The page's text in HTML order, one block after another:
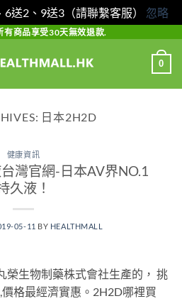
送2、9送3（請聯繫客服） 忽略
有商品享受30天無效退款.
0
日本2H2D
健康資訊
灣官網-日本AV界NO.1
久液！
05-11 BY HEALTHMALL
榮生物制藥株式會社生產的， 挑
格最經濟實惠。2H2D哪裡買